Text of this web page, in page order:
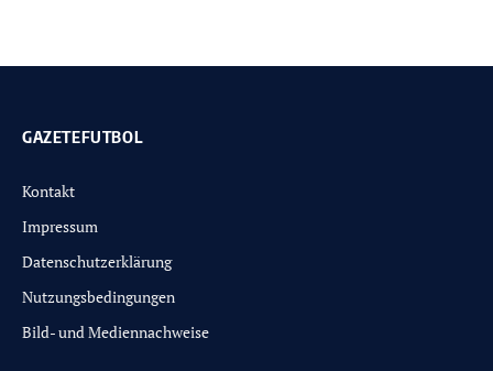
GAZETEFUTBOL
Kontakt
Impressum
Datenschutzerklärung
Nutzungsbedingungen
Bild- und Mediennachweise